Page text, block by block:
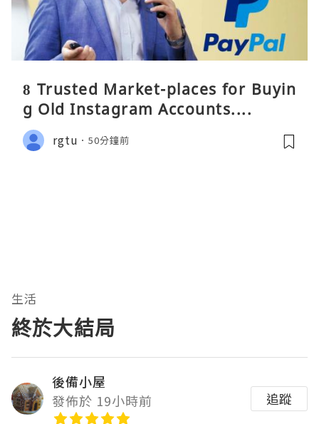
8 Trusted Market-places for Buyin
g Old Instagram Accounts....
rgtu 50分鐘前
生活
終於大結局
後備小屋
發佈於 19小時前
追蹤